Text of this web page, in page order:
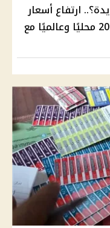
ارتفاع أسعار
الذهب اليوم الثلاثاء 19 نوفمبر 2024 محليًا وعالميًا مع